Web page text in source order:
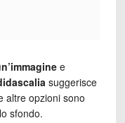
e
suggerisce
altre opzioni sono
sfondo.